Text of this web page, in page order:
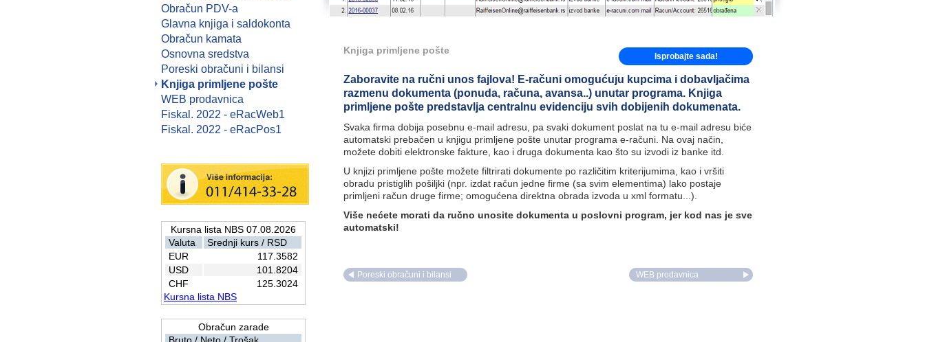
Obračun PDV-a
Glavna knjiga i saldokonta
Obračun kamata
Osnovna sredstva
Poreski obračuni i bilansi
Knjiga primljene pošte
WEB prodavnica
Fiskal. 2022 - eRacWeb1
Fiskal. 2022 - eRacPos1
Kursna lista NBS 07.08.2026
Valuta
Srednji kurs / RSD
EUR
117.3582
USD
101.8204
CHF
125.3024
Kursna lista NBS
Obračun zarade
Isprobajte sada!
Knjiga primljene pošte
Zaboravite na ručni unos fajlova! E-računi omogućuju kupcima i dobavljačima
razmenu dokumenta (ponuda, računa, avansa..) unutar programa. Knjiga
primljene pošte predstavlja centralnu evidenciju svih dobijenih dokumenata.
Svaka firma dobija posebnu e-mail adresu, pa svaki dokument poslat na tu e-mail adresu biće
automatski prebačen u knjigu primljene pošte unutar programa e-računi. Na ovaj način,
možete dobiti elektronske fakture, kao i druga dokumenta kao što su izvodi iz banke itd.
U knjizi primljene pošte možete filtrirati dokumente po različitim kriterijumima, kao i vršiti
obradu pristiglih pošiljki (npr. izdat račun jedne firme (sa svim elementima) lako postaje
primljeni račun druge firme; omogućena direktna obrada izvoda u xml formatu...).
Više nećete morati da ručno unosite dokumenta u poslovni program, jer kod nas je sve
automatski!
Poreski obračuni i bilansi WEB prodavnica